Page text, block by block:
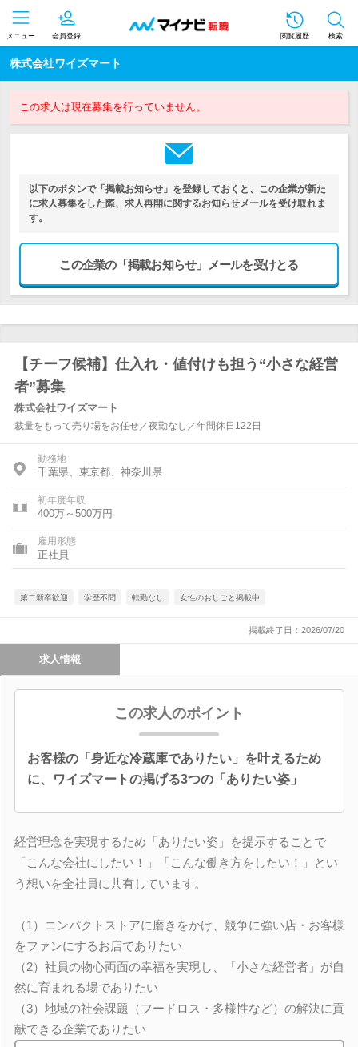
メニュー 会員登録 閲覧履歴 検索
株式会社ワイズマート
この求人は現在募集を行っていません。
以下のボタンで「掲載お知らせ」を登録しておくと、この企業が新た
に求人募集をした際、求人再開に関するお知らせメールを受け取れま
す。
この企業の「掲載お知らせ」メールを受けとる
【チーフ候補】仕入れ・値付けも担う“小さな経営
者”募集
株式会社ワイズマート
裁量をもって売り場をお任せ／夜勤なし／年間休日122日
勤務地
千葉県、東京都、神奈川県
初年度年収
400万～500万円
雇用形態
正社員
第二新卒歓迎 学歴不問 転勤なし 女性のおしごと掲載中
掲載終了日：2026/07/20
求人情報
この求人のポイント
お客様の「身近な冷蔵庫でありたい」を叶えるため
に、ワイズマートの掲げる3つの「ありたい姿」
経営理念を実現するため「ありたい姿」を提示することで
「こんな会社にしたい！」「こんな働き方をしたい！」とい
う想いを全社員に共有しています。
（1）コンパクトストアに磨きをかけ、競争に強い店・お客様
をファンにするお店でありたい
（2）社員の物心両面の幸福を実現し、「小さな経営者」が自
然に育まれる場でありたい
（3）地域の社会課題（フードロス・多様性など）の解決に貢
献できる企業でありたい